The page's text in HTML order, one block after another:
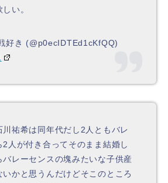
い。
好き (@p0ecIDTEd1cKfQQ)
祐希は同年代だし2人ともバレ
2人が付き合ってそのまま結婚し
バレーセンスの塊みたいな子供産
いかと思うんだけどそこのところ